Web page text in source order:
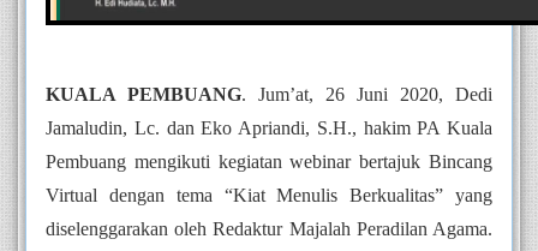
KUALA PEMBUANG. Jum’at, 26 Juni 2020, Dedi
Jamaludin, Lc. dan Eko Apriandi, S.H., hakim PA Kuala
Pembuang mengikuti kegiatan webinar bertajuk Bincang
Virtual dengan tema “Kiat Menulis Berkualitas” yang
diselenggarakan oleh Redaktur Majalah Peradilan Agama.